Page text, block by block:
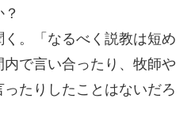
？
。「なるべく説教は短め
で言い合ったり、牧師や
たりしたことはないだろ